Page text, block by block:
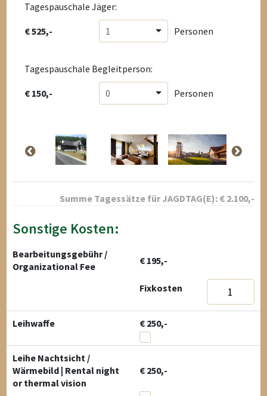
Tagespauschale Jäger:
€ 525,- 1 Personen
Tagespauschale Begleitperson:
€ 150,- 0 Personen
Summe Tagessätze fürJAGDTAG(E): € 2.100,-
Sonstige Kosten:
Bearbeitungsgebühr /
Organizational Fee
€ 195,-
Fixkosten
Leihwaffe € 250,-
Leihe Nachtsicht /
Wärmebild | Rental night
or thermal vision
€ 250,-